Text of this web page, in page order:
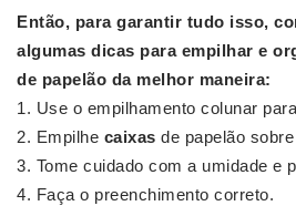
Então, para garantir tudo isso,
algumas dicas para empilhar e
de papelão da melhor maneira:
Use o empilhamento colunar para
Empilhe caixas de papelão sobre
Tome cuidado com a umidade e
Faça o preenchimento correto.